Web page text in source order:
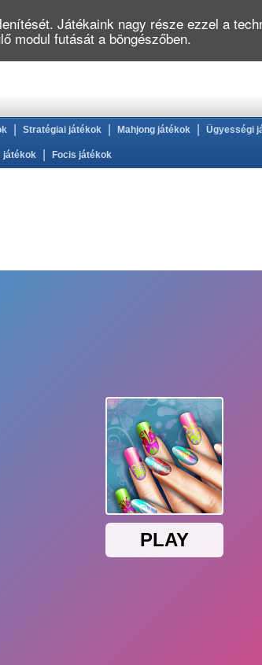
Stratégiai játékok Mahjong játékok Ügyességi
játékok Focis játékok
Játékaink nagy része ezzel a
modul futását a böngészőben.